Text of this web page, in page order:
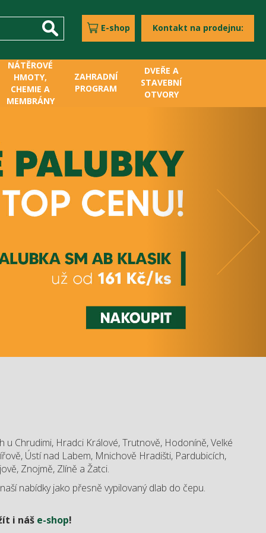
E-shop Kontakt na prodejnu:
NÁTĚROVÉ
HMOTY,
CHEMIE A
MEMBRÁNY
ZAHRADNÍ
PROGRAM
DVEŘE A
STAVEBNÍ
OTVORY
u Chrudimi, Hradci Králové, Trutnově, Hodoníně, Velké
Ústí nad Labem, Mnichově Hradišti, Pardubicích,
Znojmě, Zlíně a Žatci.
nabídky jako přesně vypilovaný dlab do čepu.
i náš e-shop!